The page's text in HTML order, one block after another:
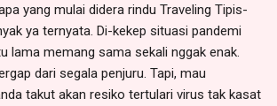
yang mulai didera rindu Traveling Tipis-
ya ternyata. Di-kekep situasi pandemi
lama memang sama sekali nggak enak.
dari segala penjuru. Tapi, mau
takut akan resiko tertulari virus tak kasat